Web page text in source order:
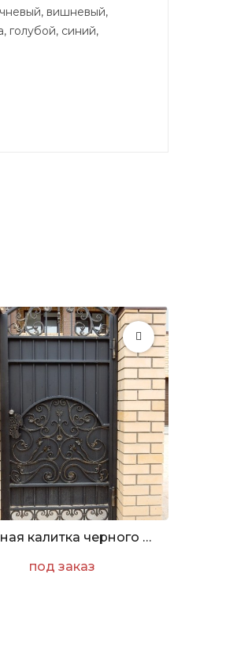
вишневый,
голубой, синий,
Кованая калитка черного цвета
под заказ